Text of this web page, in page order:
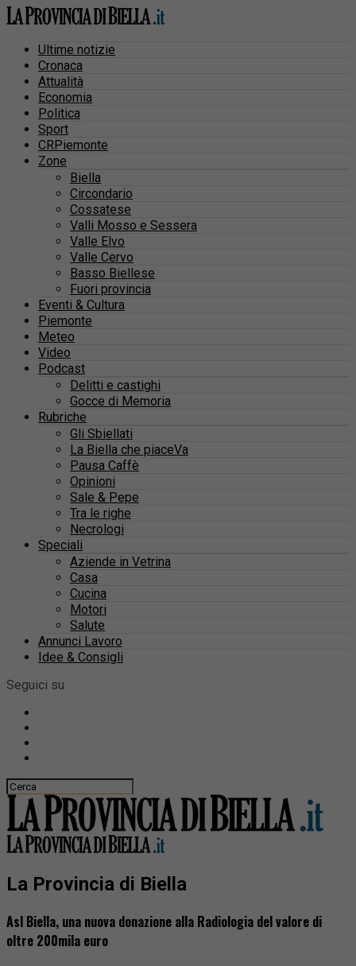
Ultime notizie
Cronaca
Attualità
Economia
Politica
Sport
CRPiemonte
Zone
Biella
Circondario
Cossatese
Valli Mosso e Sessera
Valle Elvo
Valle Cervo
Basso Biellese
Fuori provincia
Eventi & Cultura
Piemonte
Meteo
Video
Podcast
Delitti e castighi
Gocce di Memoria
Rubriche
Gli Sbiellati
La Biella che piaceVa
Pausa Caffè
Opinioni
Sale & Pepe
Tra le righe
Necrologi
Speciali
Aziende in Vetrina
Casa
Cucina
Motori
Salute
Annunci Lavoro
Idee & Consigli
Seguici su
La Provincia di Biella
Asl Biella, una nuova donazione alla Radiologia del valore di
oltre 200mila euro